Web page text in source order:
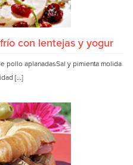
con lentejas y yogur
pollo aplanadasSal y pimienta molida
[…]